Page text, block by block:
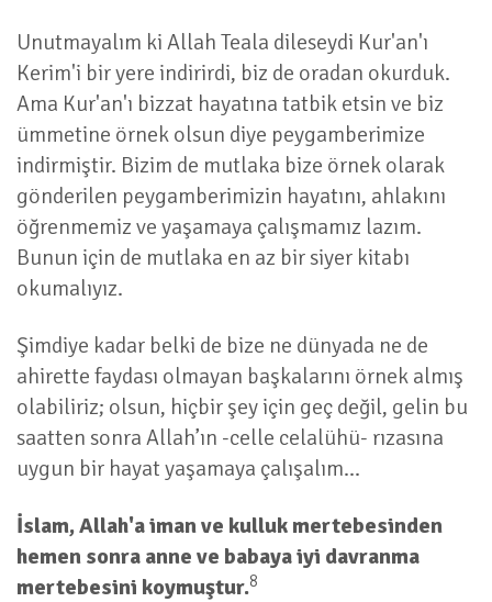
Unutmayalım ki Allah Teala dileseydi Kur'an'ı
Kerim'i bir yere indirirdi, biz de oradan okurduk.
Ama Kur'an'ı bizzat hayatına tatbik etsin ve biz
ümmetine örnek olsun diye peygamberimize
indirmiştir. Bizim de mutlaka bize örnek olarak
gönderilen peygamberimizin hayatını, ahlakını
öğrenmemiz ve yaşamaya çalışmamız lazım.
Bunun için de mutlaka en az bir siyer kitabı
okumalıyız.
Şimdiye kadar belki de bize ne dünyada ne de
ahirette faydası olmayan başkalarını örnek almış
olabiliriz; olsun, hiçbir şey için geç değil, gelin bu
saatten sonra Allah’ın -celle celalühü- rızasına
uygun bir hayat yaşamaya çalışalım...
İslam, Allah'a iman ve kulluk mertebesinden
hemen sonra anne ve babaya iyi davranma
mertebesini koymuştur.8